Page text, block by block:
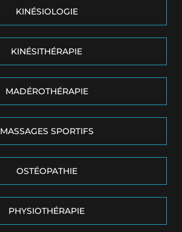
KINÉSIOLOGIE
KINÉSITHÉRAPIE
MADÉROTHÉRAPIE
MASSAGES SPORTIFS
OSTÉOPATHIE
PHYSIOTHÉRAPIE